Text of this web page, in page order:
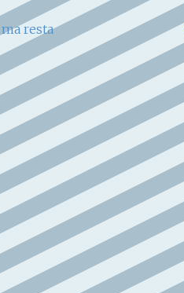
resta